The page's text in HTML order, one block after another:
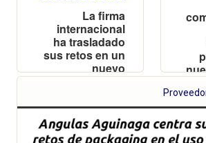
La firma
internacional
ha trasladado
sus retos en un
nuevo
desayuno del
Innovación en
Envase y
Embalaje